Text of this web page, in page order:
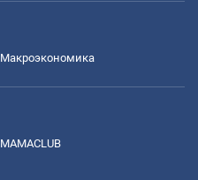
Mакроэкономика
MAMACLUB